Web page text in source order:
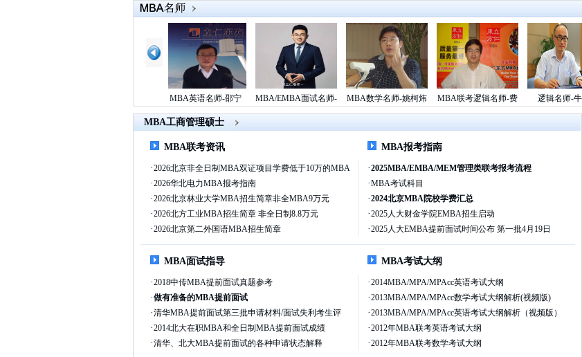
MBA英语名师-邵宁
MBA/EMBA面试名师-
MBA数学名师-姚柯炜
MBA联考逻辑名师-费
逻辑名师-牛渤雄
MBA工商管理硕士
MBA联考资讯
·2026北京非全日制MBA双证项目学费低于10万的MBA
·2026华北电力MBA报考指南
·2026北京林业大学MBA招生简章非全MBA9万元
·2026北方工业MBA招生简章 非全日制8.8万元
·2026北京第二外国语MBA招生简章
MBA报考指南
·2025MBA/EMBA/MEM管理类联考报考流程
·MBA考试科目
·2024北京MBA院校学费汇总
·2025人大财金学院EMBA招生启动
·2025人大EMBA提前面试时间公布 第一批4月19日
MBA面试指导
·2018中传MBA提前面试真题参考
·做有准备的MBA提前面试
·清华MBA提前面试第三批申请材料/面试失利考生评
·2014北大在职MBA和全日制MBA提前面试成绩
·清华、北大MBA提前面试的各种申请状态解释
MBA考试大纲
·2014MBA/MPA/MPAcc英语考试大纲
·2013MBA/MPA/MPAcc数学考试大纲解析(视频版)
·2013MBA/MPA/MPAcc英语考试大纲解析（视频版）
·2012年MBA联考英语考试大纲
·2012年MBA联考数学考试大纲